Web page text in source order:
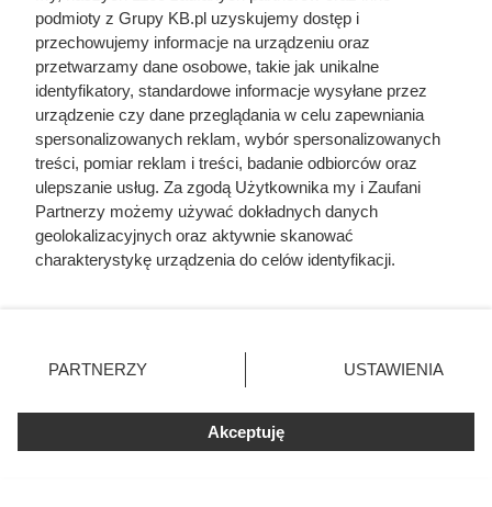
Żona Sienkiewicza uciekła podczas
podróży poślubnej. Powód do dziś
szokuje
Najgorsza noc poślubna w dziejach
Wawelu. Batory zrobił to tylko trzy razy
Zrobili z żony cesarza „nierządnicę” i
Zdrady z obojgiem płci i romans z
siostrą. Ta relacja była najbardziej
podmioty z Grupy KB.pl uzyskujemy dostęp i
przechowujemy informacje na urządzeniu oraz
przetwarzamy dane osobowe, takie jak unikalne
identyfikatory, standardowe informacje wysyłane przez
urządzenie czy dane przeglądania w celu zapewniania
spersonalizowanych reklam, wybór spersonalizowanych
treści, pomiar reklam i treści, badanie odbiorców oraz
ulepszanie usług. Za zgodą Użytkownika my i Zaufani
Partnerzy możemy używać dokładnych danych
geolokalizacyjnych oraz aktywnie skanować
charakterystykę urządzenia do celów identyfikacji.
zmienić/wycofać klikając przycisk ustawień prywatności
znajdujący się w lewym dolnym rogu strony. Niektóre
użytkownika, ale masz prawo sprzeciwić się takiemu
przetwarzaniu. Preferencje będą miały zastosowania tylko
PARTNERZY USTAWIENIA
Akceptuję